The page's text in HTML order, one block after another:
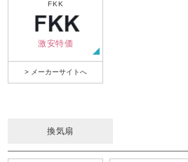
FKK
激安特価
> メーカーサイトへ
換気扇